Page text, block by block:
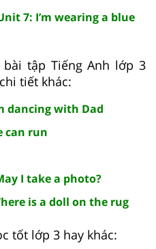
7: I’m wearing a blue
tập Tiếng Anh lớp 3
tiết khác:
dancing with Dad
can run
I take a photo?
is a doll on the rug
tốt lớp 3 hay khác: